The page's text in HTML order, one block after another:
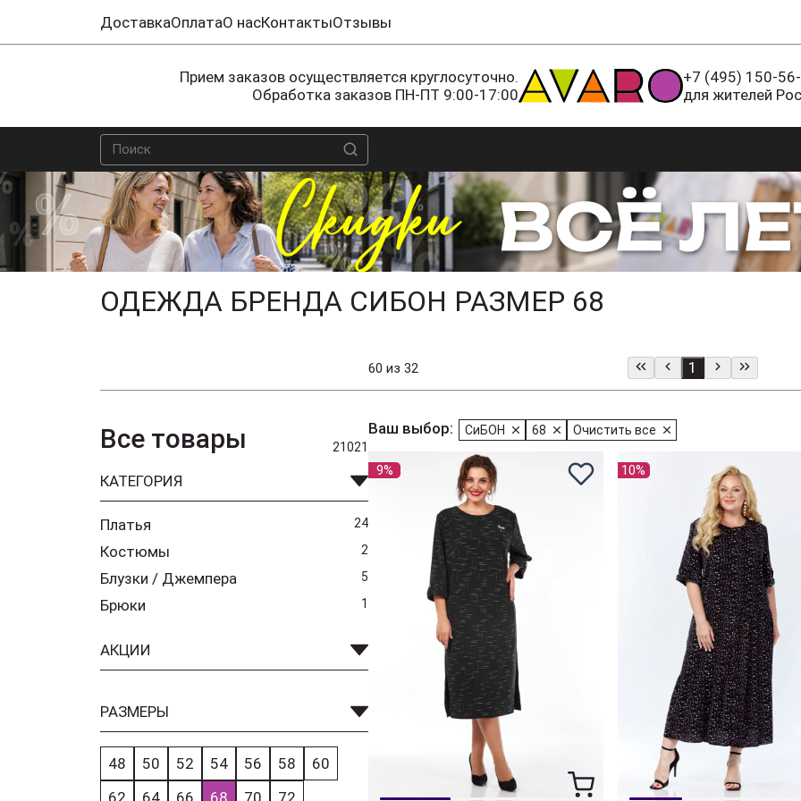
ДоставкаОплатаО насКонтактыОтзывы
Прием заказов осуществляется круглосуточно.
Обработка заказов ПН-ПТ 9:00-17:00
+7 (495) 150-
для жителей
ОДЕЖДА БРЕНДА СИБОН РАЗМЕР 68
60 из 32 1
Все товары 21021
КАТЕГОРИЯ
Платья 24
Костюмы 2
Блузки / Джемпера 5
Брюки 1
АКЦИИ
РАЗМЕРЫ
48 50 52 54 56 58
60
62
64 66 68 70 72
Ваш выбор: СиБОН 68 Очистить все
9% 10%